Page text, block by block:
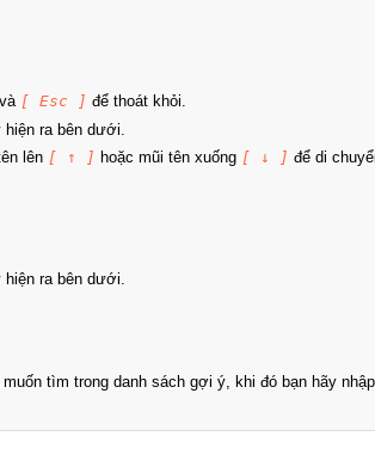
[ Esc ] để thoát khỏi.
ra bên dưới.
lên [ ↑ ] hoặc mũi tên xuống [ ↓ ] để di
ra bên dưới.
tìm trong danh sách gợi ý, khi đó bạn hãy